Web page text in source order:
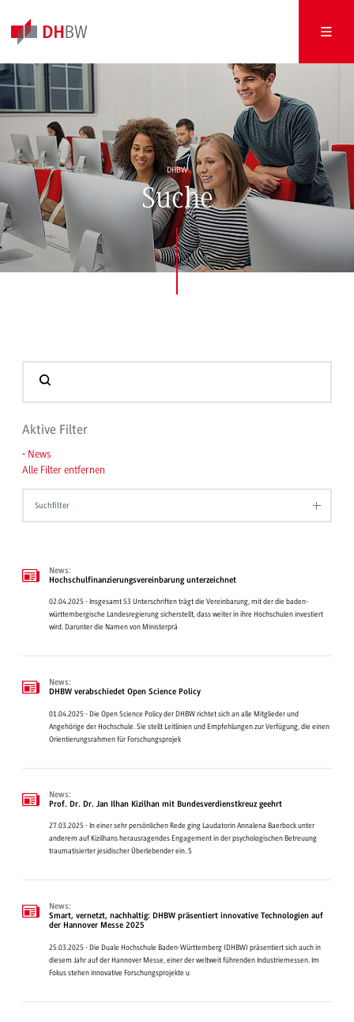
DHBW
Suche
Aktive Filter
- News
Alle Filter entfernen
Suchfilter
News:
Hochschulfinanzierungsvereinbarung unterzeichnet
02.04.2025 - Insgesamt 53 Unterschriften trägt die Vereinbarung, mit der die baden-
württembergische Landesregierung sicherstellt, dass weiter in ihre Hochschulen investiert
wird. Darunter die Namen von Ministerprä
News:
DHBW verabschiedet Open Science Policy
01.04.2025 - Die Open Science Policy der DHBW richtet sich an alle Mitglieder und
Angehörige der Hochschule. Sie stellt Leitlinien und Empfehlungen zur Verfügung, die einen
Orientierungsrahmen für Forschungsprojek
News:
Prof. Dr. Dr. Jan Ilhan Kizilhan mit Bundesverdienstkreuz geehrt
27.03.2025 - In einer sehr persönlichen Rede ging Laudatorin Annalena Baerbock unter
anderem auf Kizilhans herausragendes Engagement in der psychologischen Betreuung
traumatisierter jesidischer Überlebender ein. S
News:
Smart, vernetzt, nachhaltig: DHBW präsentiert innovative Technologien auf
der Hannover Messe 2025
25.03.2025 - Die Duale Hochschule Baden-Württemberg (DHBW) präsentiert sich auch in
diesem Jahr auf der Hannover Messe, einer der weltweit führenden Industriemessen. Im
Fokus stehen innovative Forschungsprojekte u